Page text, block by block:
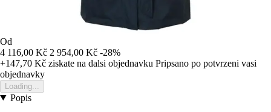
Od
4 116,00 Kč 2 954,00 Kč -28%
+147,70 Kč ziskate na dalsi objednavku Pripsano po potvrzeni vasi
objednavky
Loading...
Popis